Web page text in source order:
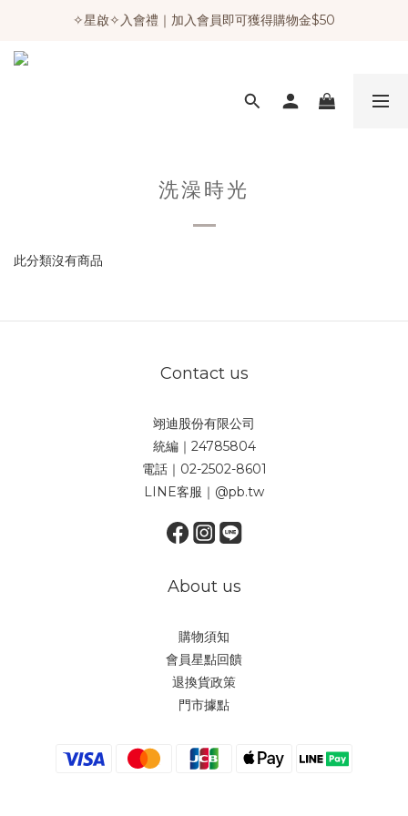
✧星啟✧入會禮｜加入會員即可獲得購物金$50
洗澡時光
此分類沒有商品
Contact us
翊迪股份有限公司
統編｜24785804
電話｜02-2502-8601
LINE客服｜@pb.tw
About us
購物須知
會員星點回饋
退換貨政策
門市據點